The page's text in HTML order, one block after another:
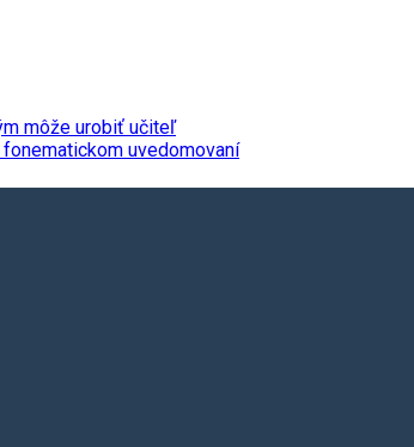
môže urobiť učiteľ
uvedomovaní